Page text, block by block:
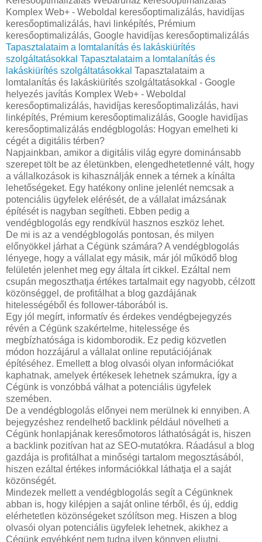
Komplex Web+ - Weboldal keresőoptimalizálás, havidíjas
keresőoptimalizálás, havi linképítés, Prémium
keresőoptimalizálás, Google havidíjas keresőoptimalizálás
Tapasztalataim a lomtalanítás és lakáskiürítés
szolgáltatásokkal Tapasztalataim a lomtalanítás és
lakáskiürítés szolgáltatásokkal Tapasztalataim a
lomtalanítás és lakáskiürítés szolgáltatásokkal - Google
helyezés javítás Komplex Web+ - Weboldal
keresőoptimalizálás, havidíjas keresőoptimalizálás, havi
linképítés, Prémium keresőoptimalizálás, Google havidíjas
keresőoptimalizálás endégblogolás: Hogyan emelheti ki
cégét a digitális térben?
Napjainkban, amikor a digitális világ egyre dominánsabb
szerepet tölt be az életünkben, elengedhetetlenné vált, hogy
a vállalkozások is kihasználják ennek a térnek a kínálta
lehetőségeket. Egy hatékony online jelenlét nemcsak a
potenciális ügyfelek elérését, de a vállalat imázsának
építését is nagyban segítheti. Ebben pedig a
vendégblogolás egy rendkívül hasznos eszköz lehet.
De mi is az a vendégblogolás pontosan, és milyen
előnyökkel járhat a Cégünk számára? A vendégblogolás
lényege, hogy a vállalat egy másik, már jól működő blog
felületén jelenhet meg egy általa írt cikkel. Ezáltal nem
csupán megoszthatja értékes tartalmait egy nagyobb, célzott
közönséggel, de profitálhat a blog gazdájának
hitelességéből és follower-táborából is.
Egy jól megírt, informatív és érdekes vendégbejegyzés
révén a Cégünk szakértelme, hitelessége és
megbízhatósága is kidomborodik. Ez pedig közvetlen
módon hozzájárul a vállalat online reputációjának
építéséhez. Emellett a blog olvasói olyan információkat
kaphatnak, amelyek értékesek lehetnek számukra, így a
Cégünk is vonzóbbá válhat a potenciális ügyfelek
szemében.
De a vendégblogolás előnyei nem merülnek ki ennyiben. A
bejegyzéshez rendelhető backlink például növelheti a
Cégünk honlapjának keresőmotoros láthatóságát is, hiszen
a backlink pozitívan hat az SEO-mutatókra. Ráadásul a blog
gazdája is profitálhat a minőségi tartalom megosztásából,
hiszen ezáltal értékes információkkal láthatja el a saját
közönségét.
Mindezek mellett a vendégblogolás segít a Cégünknek
abban is, hogy kilépjen a saját online térből, és új, eddig
elérhetetlen közönségeket szólítson meg. Hiszen a blog
olvasói olyan potenciális ügyfelek lehetnek, akikhez a
Cégünk egyébként nem tudna ilyen könnyen eljutni.